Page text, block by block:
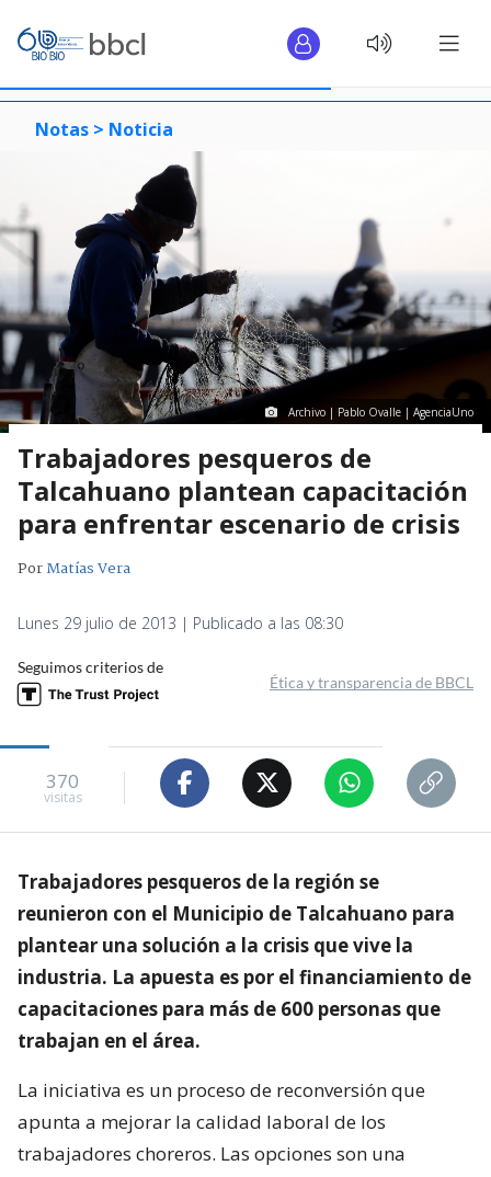
Notas > Noticia
Archivo | Pablo Ovalle | AgenciaUno
Trabajadores pesqueros de
Talcahuano plantean capacitación
para enfrentar escenario de crisis
PorMatías Vera
Lunes 29 julio de 2013 | Publicado a las 08:30
Seguimos criterios de
Ética y transparencia de BBCL
370
visitas
Trabajadores pesqueros de la región se
reunieron con el Municipio de Talcahuano para
plantear una solución a la crisis que vive la
industria. La apuesta es por el financiamiento de
capacitaciones para más de 600 personas que
trabajan en el área.
La iniciativa es un proceso de reconversión que
apunta a mejorar la calidad laboral de los
trabajadores choreros. Las opciones son una